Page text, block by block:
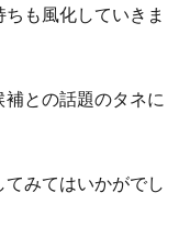
も風化していきま
との話題のタネに
みてはいかがでし